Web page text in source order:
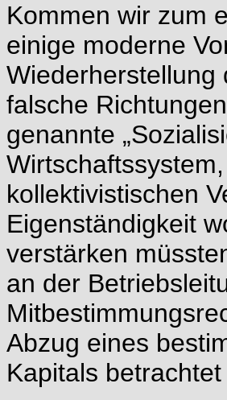
Kommen wir zum
einige moderne
Wiederherstellung
falsche
genannte
kollektivistischen
Eigenständigkeit
verstärken
an der
Abzug eines
Kapitals betrachtet